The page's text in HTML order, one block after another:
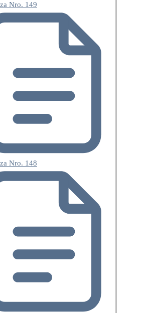
Nro. 149
Nro. 148